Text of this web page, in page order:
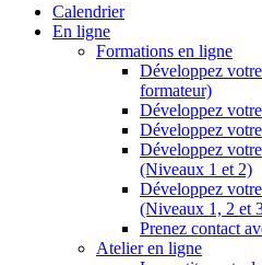
Calendrier
En ligne
Formations en ligne
Développez
formateur)
Développez
Développez
Développez
(Niveaux 1 et 2)
Développez
(Niveaux 1, 2 et
Prenez contact
Atelier en ligne